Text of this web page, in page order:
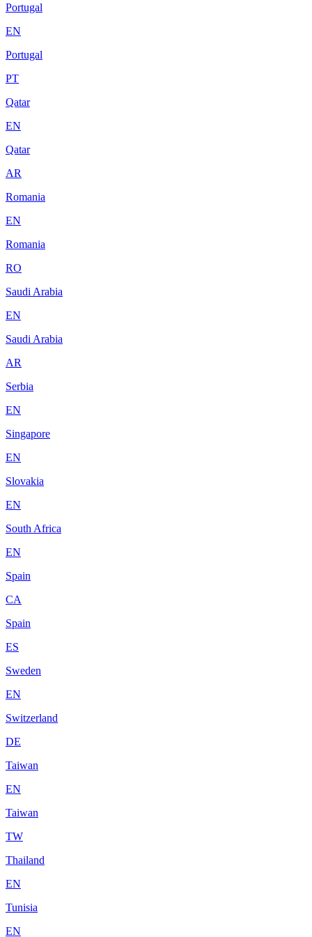
Portugal
EN
Portugal
PT
Qatar
EN
Qatar
AR
Romania
EN
Romania
RO
Saudi Arabia
EN
Saudi Arabia
AR
Serbia
EN
Singapore
EN
Slovakia
EN
South Africa
EN
Spain
CA
Spain
ES
Sweden
EN
Switzerland
DE
Taiwan
EN
Taiwan
TW
Thailand
EN
Tunisia
EN